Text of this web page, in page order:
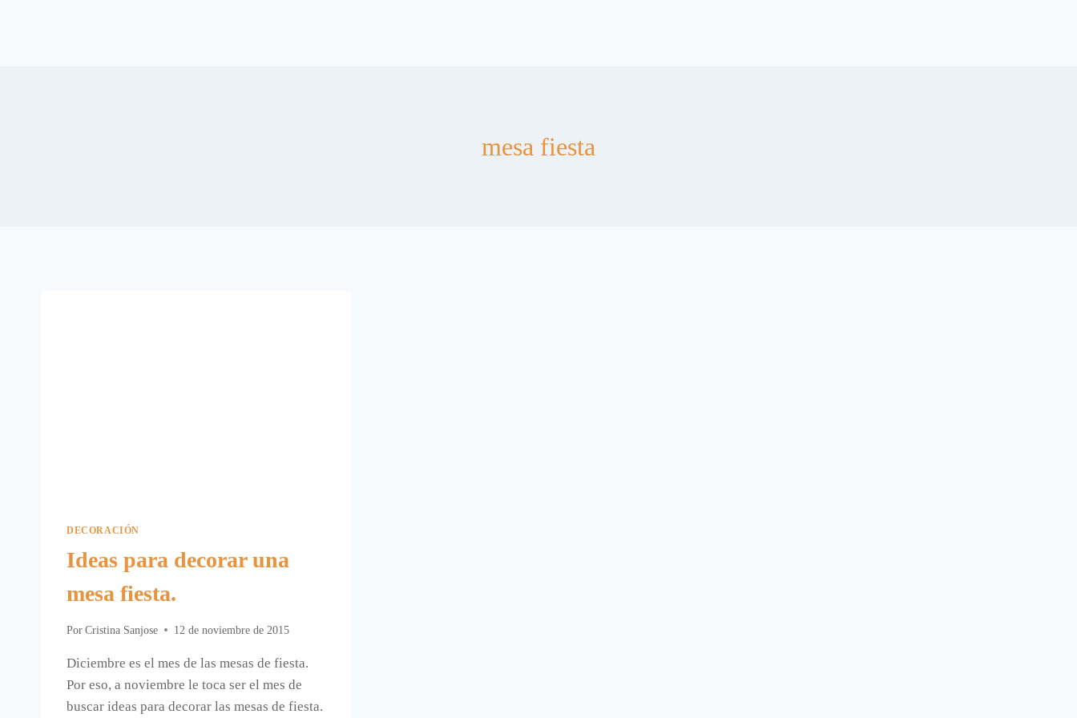
mesa fiesta
DECORACIÓN
Ideas para decorar una
mesa fiesta.
Por Cristina Sanjose 12 de noviembre de 2015
Diciembre es el mes de las mesas de fiesta.
Por eso, a noviembre le toca ser el mes de
buscar ideas para decorar las mesas de fiesta.